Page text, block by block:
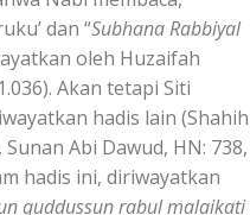
dan “Subhana Rabbiyal
oleh Huzaifah
Akan tetapi Siti
hadis lain (Shahih
Abi Dawud, HN: 738,
hadis ini, diriwayatkan
quddussun rabul malaikati